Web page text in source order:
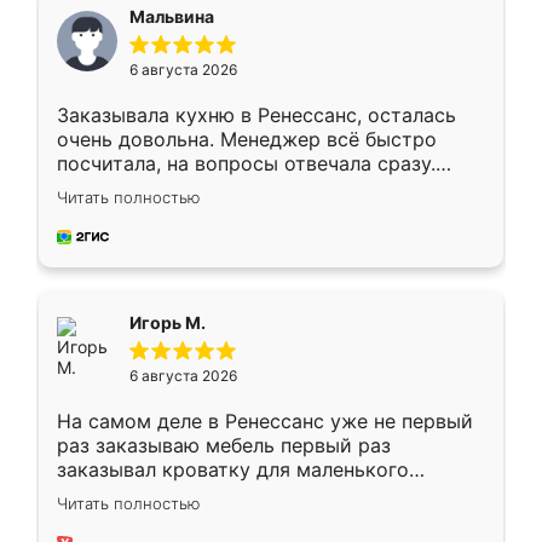
Мальвина
6 августа 2026
Заказывала кухню в Ренессанс, осталась
очень довольна. Менеджер всё быстро
посчитала, на вопросы отвечала сразу.
Замерщик приехал в субботу, подошёл к
делу со всей ответственностью. Собрали
за день, ребята работали аккуратно, даже
Читать полностью
Игорь М.
6 августа 2026
На самом деле в Ренессанс уже не первый
раз заказываю мебель первый раз
заказывал кроватку для маленького
ребёнка при его рождении ,во второй раз
заказал шкаф-купе. По качеству очень
Читать полностью